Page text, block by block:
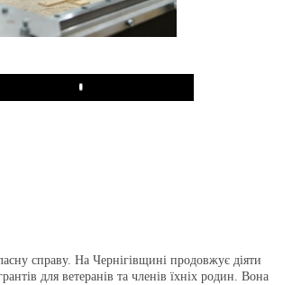
Play
справу. На Чернігівщині продовжує діяти
для ветеранів та членів їхніх родин. Вона